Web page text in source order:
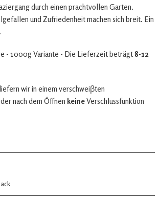
durch einen prachtvollen Garten.
und Zufriedenheit machen sich breit. Ein
- 1000g Variante - Die Lieferzeit beträgt 8-12
wir in einem verschweiβten
nach dem Öffnen keineVerschlussfunktion